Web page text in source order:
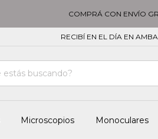
COMPRÁ CON ENVÍO
RECIBÍ EN EL DÍA EN
Microscopios Monoculares